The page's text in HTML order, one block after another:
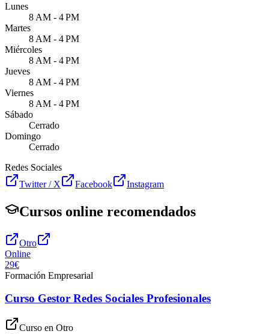
Lunes
8 AM - 4 PM
Martes
8 AM - 4 PM
Miércoles
8 AM - 4 PM
Jueves
8 AM - 4 PM
Viernes
8 AM - 4 PM
Sábado
Cerrado
Domingo
Cerrado
Redes Sociales
Twitter / X
Facebook Instagram
Cursos online recomendados
Otro
Online
29€
Formación Empresarial
Curso Gestor Redes Sociales Profesionales
Curso en Otro